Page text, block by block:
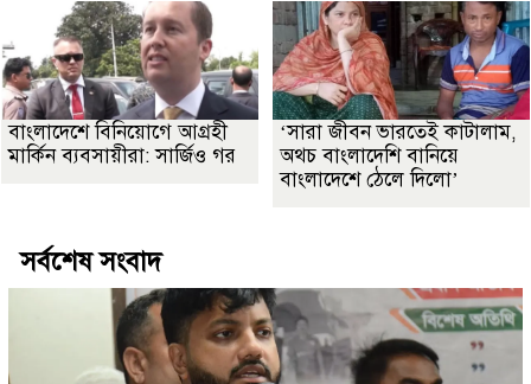
বাংলাদেশে বিনিয়োগে আগ্রহী
মার্কিন ব্যবসায়ীরা: সার্জিও গর
‘সারা জীবন ভারতেই কাটালাম,
অথচ বাংলাদেশি বানিয়ে
বাংলাদেশে ঠেলে দিলো’
সর্বশেষ সংবাদ